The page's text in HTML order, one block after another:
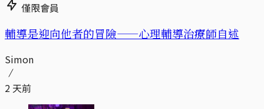
僅限會員
輔導是迎向他者的冒險——心理輔導治療師自述
Simon
2 天前